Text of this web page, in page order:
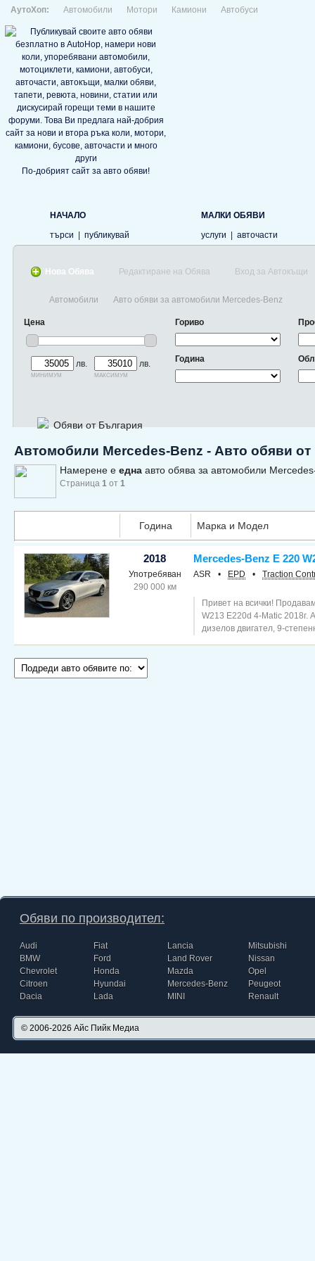
АутоХоп: Автомобили Мотори Камиони Автобуси
По-добрият сайт за авто обяви!
НАЧАЛО
търси
публикувай
МАЛКИ ОБЯВИ
услуги
авточасти
Нова Обява Редактиране на Обява Вход за Автокъщи
Автомобили Авто обяви за автомобили Mercedes-Benz
Цена
лв.
минимум
лв.
максимум
Гориво
Година
Обяви от България
Автомобили Mercedes-Benz - Авто обяви
Намерене е една авто обява за автомобили
Страница 1 от 1
Година Марка и Модел
2018
Употребяван
290 000 км
Mercedes-Benz E 220
ASR • EPD • Traction
Привет на всички!
W213 E220d 4-Matic 2018г.
дизелов двигател, 9-
Обяви по производител:
Audi
BMW
Chevrolet
Citroen
Dacia
Fiat
Ford
Honda
Hyundai
Lada
Lancia
Land Rover
Mazda
Mercedes-Benz
MINI
Mitsubishi
Nissan
Opel
Peugeot
Renault
© 2006-2026 Айс Пийк Медиа